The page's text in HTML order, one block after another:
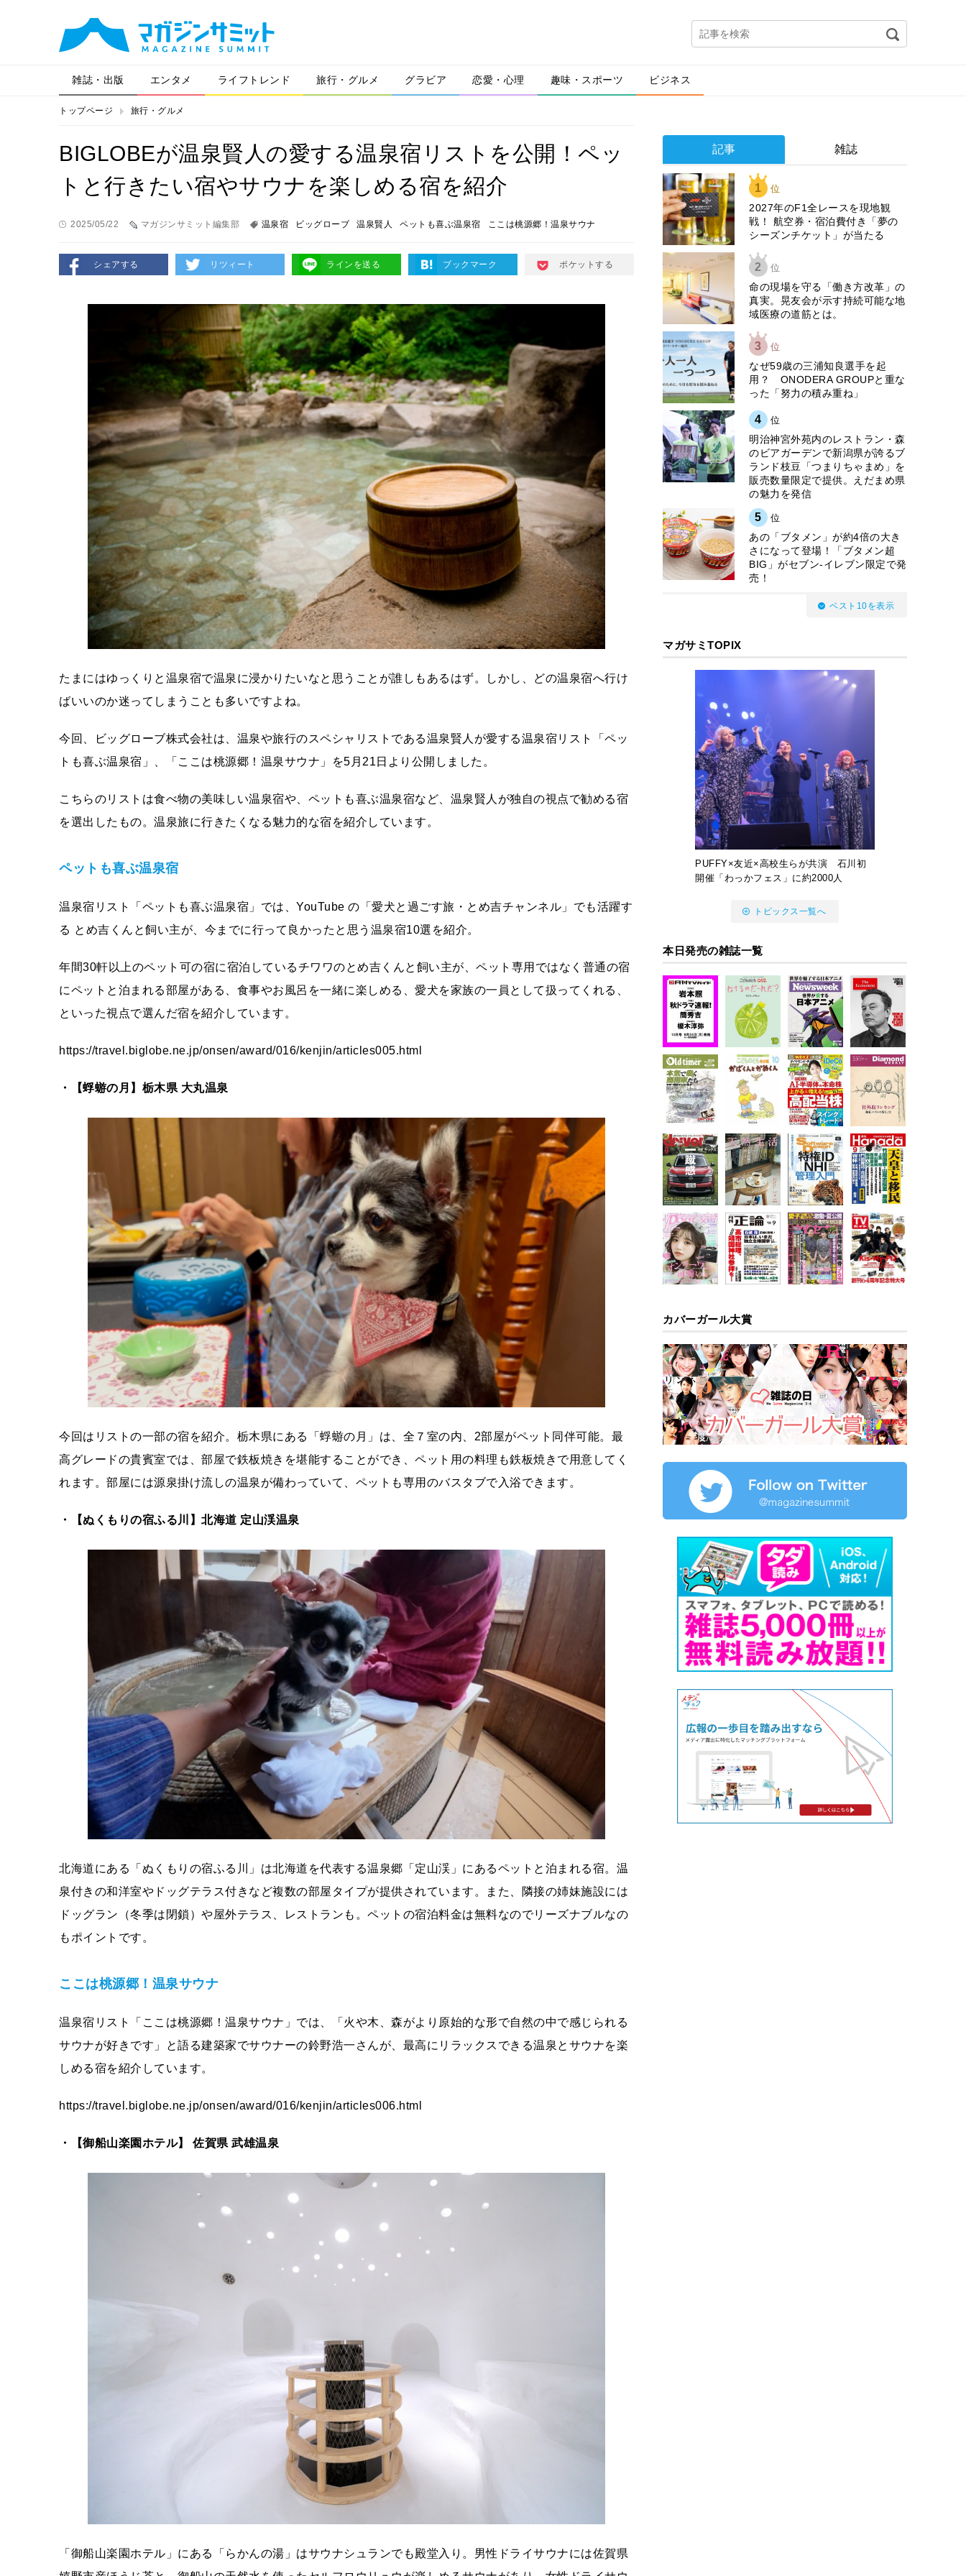
雑誌・出版 エンタメ ライフトレンド 旅行・グルメ グラビア 恋愛・心理 趣味・スポーツ ビジネス
トップページ 旅行・グルメ
BIGLOBEが温泉賢人の愛する温泉宿リストを公開！ペッ
トと行きたい宿やサウナを楽しめる宿を紹介
2025/05/22 マガジンサミット編集部 温泉宿 ビッグローブ 温泉賢人 ペットも喜ぶ温泉宿 ここは桃源郷！温泉サウナ
シェアする リツィート ラインを送る ブックマーク ポケットする
たまにはゆっくりと温泉宿で温泉に浸かりたいなと思うことが誰しもあるはず。しかし、どの温泉宿へ行け
ばいいのか迷ってしまうことも多いですよね。
今回、ビッグローブ株式会社は、温泉や旅行のスペシャリストである温泉賢人が愛する温泉宿リスト「ペッ
トも喜ぶ温泉宿」、「ここは桃源郷！温泉サウナ」を5月21日より公開しました。
こちらのリストは食べ物の美味しい温泉宿や、ペットも喜ぶ温泉宿など、温泉賢人が独自の視点で勧める宿
を選出したもの。温泉旅に行きたくなる魅力的な宿を紹介しています。
ペットも喜ぶ温泉宿
温泉宿リスト「ペットも喜ぶ温泉宿」では、YouTube の「愛犬と過ごす旅・とめ吉チャンネル」でも活躍す
る とめ吉くんと飼い主が、今までに行って良かったと思う温泉宿10選を紹介。
年間30軒以上のペット可の宿に宿泊しているチワワのとめ吉くんと飼い主が、ペット専用ではなく普通の宿
にペットと泊まれる部屋がある、食事やお風呂を一緒に楽しめる、愛犬を家族の一員として扱ってくれる、
といった視点で選んだ宿を紹介しています。
https://travel.biglobe.ne.jp/onsen/award/016/kenjin/articles005.html
・【蜉蝣の月】栃木県 大丸温泉
今回はリストの一部の宿を紹介。栃木県にある「蜉蝣の月」は、全７室の内、2部屋がペット同伴可能。最
高グレードの貴賓室では、部屋で鉄板焼きを堪能することができ、ペット用の料理も鉄板焼きで用意してく
れます。部屋には源泉掛け流しの温泉が備わっていて、ペットも専用のバスタブで入浴できます。
・【ぬくもりの宿ふる川】北海道 定山渓温泉
北海道にある「ぬくもりの宿ふる川」は北海道を代表する温泉郷「定山渓」にあるペットと泊まれる宿。温
泉付きの和洋室やドッグテラス付きなど複数の部屋タイプが提供されています。また、隣接の姉妹施設には
ドッグラン（冬季は閉鎖）や屋外テラス、レストランも。ペットの宿泊料金は無料なのでリーズナブルなの
もポイントです。
ここは桃源郷！温泉サウナ
温泉宿リスト「ここは桃源郷！温泉サウナ」では、「火や木、森がより原始的な形で自然の中で感じられる
サウナが好きです」と語る建築家でサウナーの鈴野浩一さんが、最高にリラックスできる温泉とサウナを楽
しめる宿を紹介しています。
https://travel.biglobe.ne.jp/onsen/award/016/kenjin/articles006.html
・【御船山楽園ホテル】 佐賀県 武雄温泉
「御船山楽園ホテル」にある「らかんの湯」はサウナシュランでも殿堂入り。男性ドライサウナには佐賀県
記事 雑誌
1 位
2027年のF1全レースを現地観
戦！ 航空券・宿泊費付き「夢の
シーズンチケット」が当たる
2 位
​命の現場を守る「働き方改革」の
真実。晃友会が示す持続可能な地
域医療の道筋とは。
3 位
なぜ59歳の三浦知良選手を起
用？ ONODERA GROUPと重な
った「努力の積み重ね」
4 位
明治神宮外苑内のレストラン・森
のビアガーデンで新潟県が誇るブ
ランド枝豆「つまりちゃまめ」を
販売数量限定で提供。えだまめ県
の魅力を発信
5 位
あの「ブタメン」が約4倍の大き
さになって登場！「ブタメン超
BIG」がセブン‐イレブン限定で発
売！
ベスト10を表示
マガサミTOPIX
PUFFY×友近×高校生らが共演 石川初
開催「わっかフェス」に約2000人
トピックス一覧へ
本日発売の雑誌一覧
カバーガール大賞